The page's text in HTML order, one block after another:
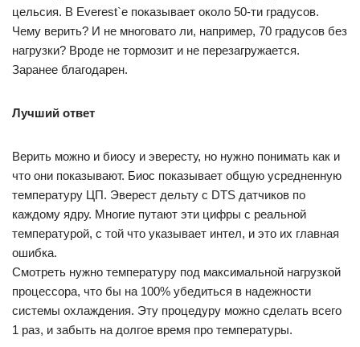
цельсия. В Everest`е показывает около 50-ти градусов.
Чему верить? И не многовато ли, например, 70 градусов без
нагрузки? Вроде не тормозит и не перезагружается.
Заранее благодарен.
Лучший ответ
Верить можно и биосу и эвересту, но нужно понимать как и
что они показывают. Биос показывает общую усредненную
температуру ЦП. Эверест дельту с DTS датчиков по
каждому ядру. Многие путают эти цифры с реальной
температурой, с той что указывает интел, и это их главная
ошибка.
Смотреть нужно температуру под максимальной нагрузкой
процессора, что бы на 100% убедиться в надежности
системы охлаждения. Эту процедуру можно сделать всего
1 раз, и забыть на долгое время про температуры.